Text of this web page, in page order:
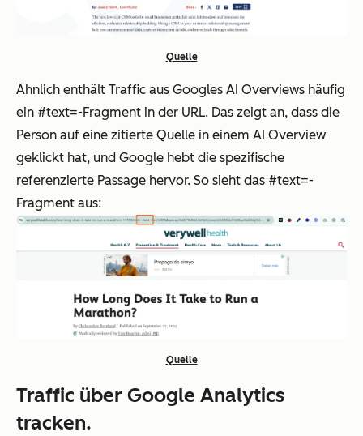
Quelle
Ähnlich enthält Traffic aus Googles AI Overviews häufig
ein #text=-Fragment in der URL. Das zeigt an, dass die
Person auf eine zitierte Quelle in einem AI Overview
geklickt hat, und Google hebt die spezifische
referenzierte Passage hervor. So sieht das #text=-
Fragment aus:
Quelle
Traffic über Google Analytics
tracken.